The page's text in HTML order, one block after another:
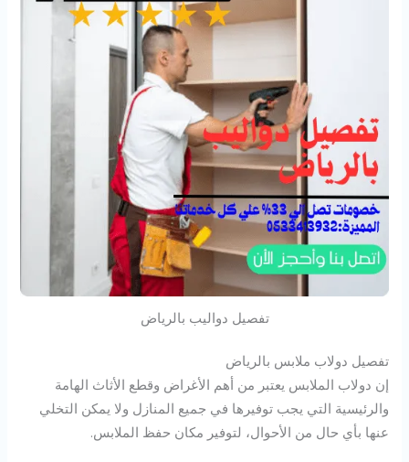
تفصيل دواليب بالرياض
تفصيل دولاب ملابس بالرياض
إن دولاب الملابس يعتبر من أهم الأغراض وقطع الأثاث الهامة
والرئيسية التي يجب توفيرها في جميع المنازل ولا يمكن التخلي
عنها بأي حال من الأحوال، لتوفير مكان حفظ الملابس.